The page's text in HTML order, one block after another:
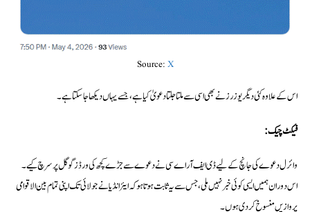
Source: X
اس کے علاوہ کئی دیگر یوزرز نے بھی اسی سے ملتا جلتا دعویٰ کیا ہے، جسے یہاں دیکھا جا سکتا ہے۔
فیکٹ چیک:
وائرل دعوے کی جانچ کے لیے ڈی ایف آر اے سی نے دعوے سے جڑے کچھ کی ورڈز گوگل پر سرچ کیے۔
اس دوران ہمیں ایسی کوئی خبر نہیں ملی، جس سے یہ ثابت ہوتا ہو کہ ایئر انڈیا نے جولائی تک اپنی تمام بین الاقوامی
پروازیں منسوخ کر دی ہوں۔